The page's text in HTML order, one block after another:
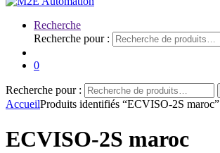
Recherche
Recherche pour :
0
Recherche pour :
AccueilProduits identifiés “ECVISO-2S maroc”
ECVISO-2S maroc